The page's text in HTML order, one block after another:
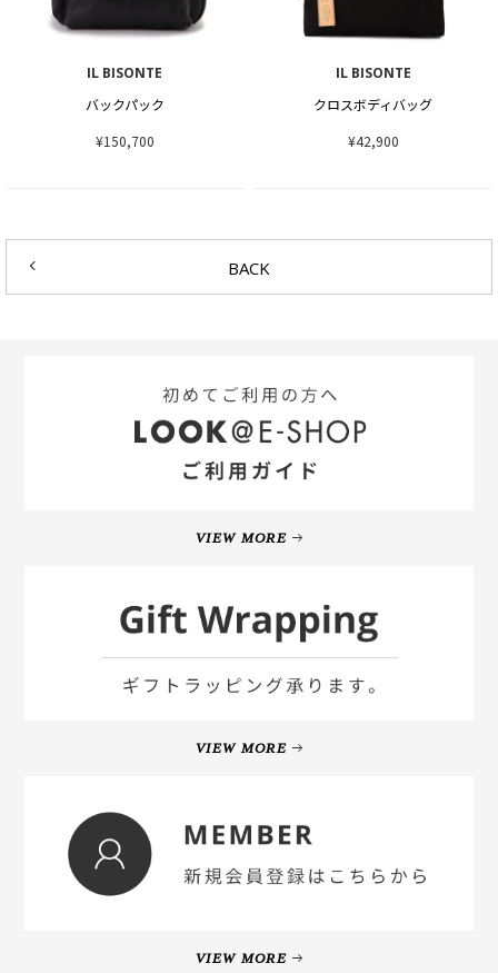
IL BISONTE
バックパック
¥150,700
IL BISONTE
クロスボディバッグ
¥42,900
BACK
VIEW MORE
VIEW MORE
VIEW MORE